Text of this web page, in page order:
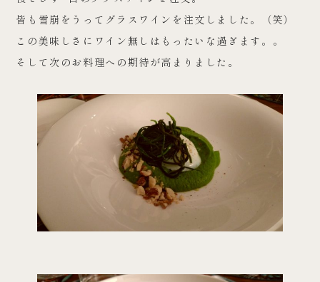
皆も雪崩をうってグラスワインを注文しました。（笑）
この美味しさにワイン無しはもったいな過ぎます。。
そして次のお料理への期待が高まりました。